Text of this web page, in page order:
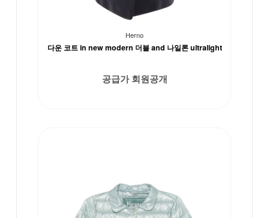
Herno
다운 코트 in new modern 더블 and 나일론 ultralight
공급가 회원공개